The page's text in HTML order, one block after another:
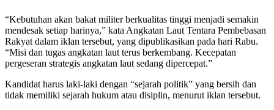
“Kebutuhan akan bakat militer berkualitas tinggi menjadi semakin
mendesak setiap harinya,” kata Angkatan Laut Tentara Pembebasan
Rakyat dalam iklan tersebut, yang dipublikasikan pada hari Rabu.
“Misi dan tugas angkatan laut terus berkembang. Kecepatan
pergeseran strategis angkatan laut sedang dipercepat.”
Kandidat harus laki-laki dengan “sejarah politik” yang bersih dan
tidak memiliki sejarah hukum atau disiplin, menurut iklan tersebut.